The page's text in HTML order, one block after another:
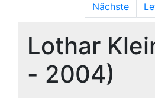
Nächste
Lothar
- 2004)